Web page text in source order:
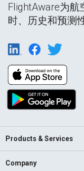
FlightAware为航
时、历史和预测
Products & Services
Company